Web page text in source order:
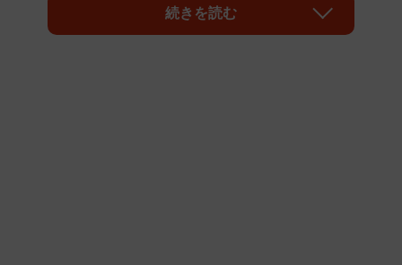
続きを読む